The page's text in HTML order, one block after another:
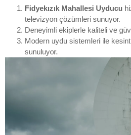
Fidyekızık Mahallesi Uyducu
televizyon çözümleri sunuyor.
Deneyimli ekiplerle kaliteli ve
Modern uydu sistemleri ile
sunuluyor.